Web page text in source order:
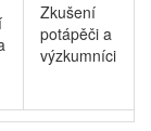
Zkušení
potápěči a
výzkumníci